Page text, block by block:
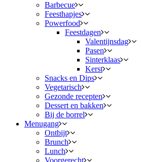
Barbecue
Feesthapjes
Powerfood
Feestdagen
Valentijnsdag
Pasen
Sinterklaas
Kerst
Snacks en Dips
Vegetarisch
Gezonde recepten
Dessert en bakken
Bij de borrel
Menugang
Ontbijt
Brunch
Lunch